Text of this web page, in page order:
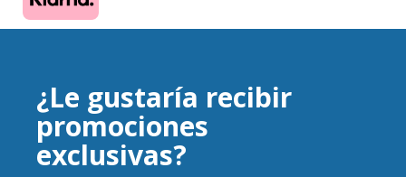
¿Le gustaría recibir
promociones
exclusivas?